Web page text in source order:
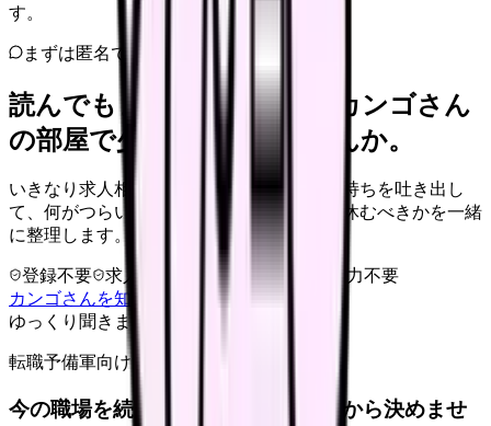
す。
まずは匿名で整理
読んでもまだ苦しいなら、カンゴさん
の部屋で少し話してみませんか。
いきなり求人相談には進みません。今の気持ちを吐き出し
て、何がつらいのか、辞めるべきか、少し休むべきかを一緒
に整理します。
登録不要 求人押し売りなし
病院名は入力不要
カンゴさんを知ってから相談する
ゆっくり聞きます
転職予備軍向け
今の職場を続けるか、条件を比べてから決めませ